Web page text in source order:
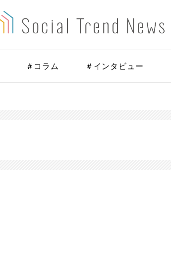
＃コラム ＃インタビュー